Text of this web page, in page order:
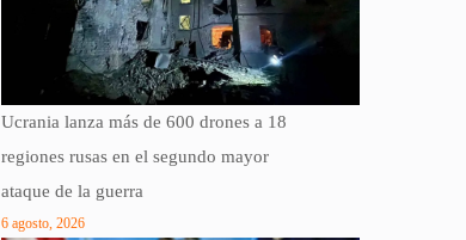
Ucrania lanza más de 600 drones a 18
regiones rusas en el segundo mayor
ataque de la guerra
6 agosto, 2026